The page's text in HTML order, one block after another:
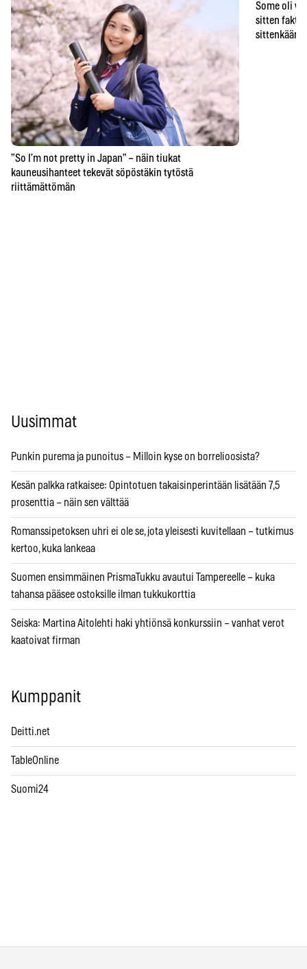
”So I’m not pretty in Japan” – näin tiukat
kauneusihanteet tekevät söpöstäkin tytöstä
riittämättömän
Some oli
sitten
sittenkään
Uusimmat
Punkin purema ja punoitus – Milloin kyse on borrelioosista?
Kesän palkka ratkaisee: Opintotuen takaisinperintään lisätään 7,5
prosenttia – näin sen välttää
Romanssipetoksen uhri ei ole se, jota yleisesti kuvitellaan – tutkimus
kertoo, kuka lankeaa
Suomen ensimmäinen PrismaTukku avautui Tampereelle – kuka
tahansa pääsee ostoksille ilman tukkukorttia
Seiska: Martina Aitolehti haki yhtiönsä konkurssiin – vanhat verot
kaatoivat firman
Kumppanit
Deitti.net
TableOnline
Suomi24